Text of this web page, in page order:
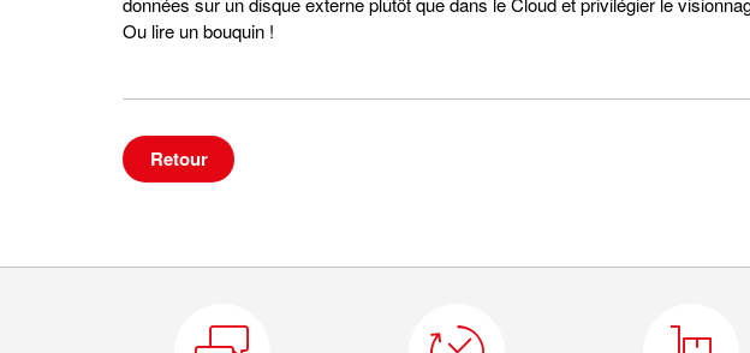
Ou lire un bouquin !
Retour